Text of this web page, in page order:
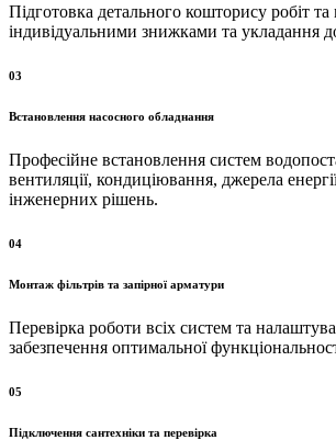
Підготовка детального кошторису робіт та
індивідуальними знижками та укладання
03
Встановлення насосного обладнання
Професійне встановлення систем
вентиляції, кондиціювання, джерела
інженерних рішень.
04
Монтаж фільтрів та запірної арматури
Перевірка роботи всіх систем та
забезпечення оптимальної
05
Підключення сантехніки та перевірка